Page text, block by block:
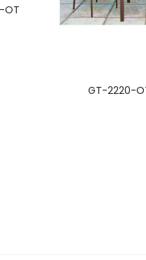
OT
GT-2220-